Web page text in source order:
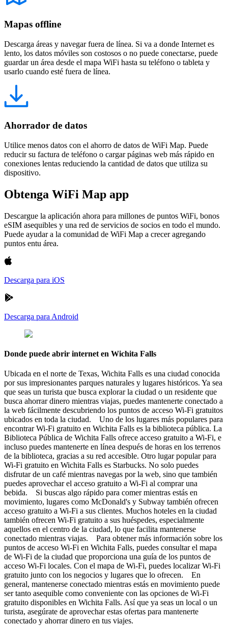
Mapas offline
Descarga áreas y navegar fuera de línea. Si va a donde Internet es
lento, los datos móviles son costosos o no puede conectarse, puede
guardar un área desde el mapa WiFi hasta su teléfono o tableta y
usarlo cuando esté fuera de línea.
Ahorrador de datos
Utilice menos datos con el ahorro de datos de WiFi Map. Puede
reducir su factura de teléfono o cargar páginas web más rápido en
conexiones lentas reduciendo la cantidad de datos que utiliza su
dispositivo.
Obtenga WiFi Map app
Descargue la aplicación ahora para millones de puntos WiFi, bonos
eSIM asequibles y una red de servicios de socios en todo el mundo.
Puede ayudar a la comunidad de WiFi Map a crecer agregando
puntos entu área.
Descarga para iOS
Descarga para Android
Donde puede abrir internet en Wichita Falls
Ubicada en el norte de Texas, Wichita Falls es una ciudad conocida
por sus impresionantes parques naturales y lugares históricos. Ya sea
que seas un turista que busca explorar la ciudad o un residente que
busca ahorrar dinero mientras viajas, puedes mantenerte conectado a
la web fácilmente descubriendo los puntos de acceso Wi-Fi gratuitos
ubicados en toda la ciudad. Uno de los lugares más populares para
encontrar Wi-Fi gratuito en Wichita Falls es la biblioteca pública. La
Biblioteca Pública de Wichita Falls ofrece acceso gratuito a Wi-Fi, e
incluso puedes mantenerte en línea después de horas en los terrenos
de la biblioteca, gracias a su red accesible. Otro lugar popular para
Wi-Fi gratuito en Wichita Falls es Starbucks. No solo puedes
disfrutar de un café mientras navegas por la web, sino que también
puedes aprovechar el acceso gratuito a Wi-Fi al comprar una
bebida. Si buscas algo rápido para comer mientras estás en
movimiento, lugares como McDonald's y Subway también ofrecen
acceso gratuito a Wi-Fi a sus clientes. Muchos hoteles en la ciudad
también ofrecen Wi-Fi gratuito a sus huéspedes, especialmente
aquellos en el centro de la ciudad, lo que facilita mantenerse
conectado mientras viajas. Para obtener más información sobre los
puntos de acceso Wi-Fi en Wichita Falls, puedes consultar el mapa
de Wi-Fi de la ciudad que proporciona una guía de los puntos de
acceso Wi-Fi locales. Con el mapa de Wi-Fi, puedes localizar Wi-Fi
gratuito junto con los negocios y lugares que lo ofrecen. En
general, mantenerse conectado mientras estás en movimiento puede
ser tanto asequible como conveniente con las opciones de Wi-Fi
gratuito disponibles en Wichita Falls. Así que ya seas un local o un
turista, asegúrate de aprovechar estas ofertas para mantenerte
conectado y ahorrar dinero en tus viajes.